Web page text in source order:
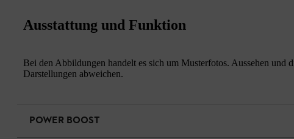
Ausstattung und Funktion
Bei den Abbildungen handelt es sich um Musterfotos. Aussehen
Darstellungen abweichen.
POWER BOOST